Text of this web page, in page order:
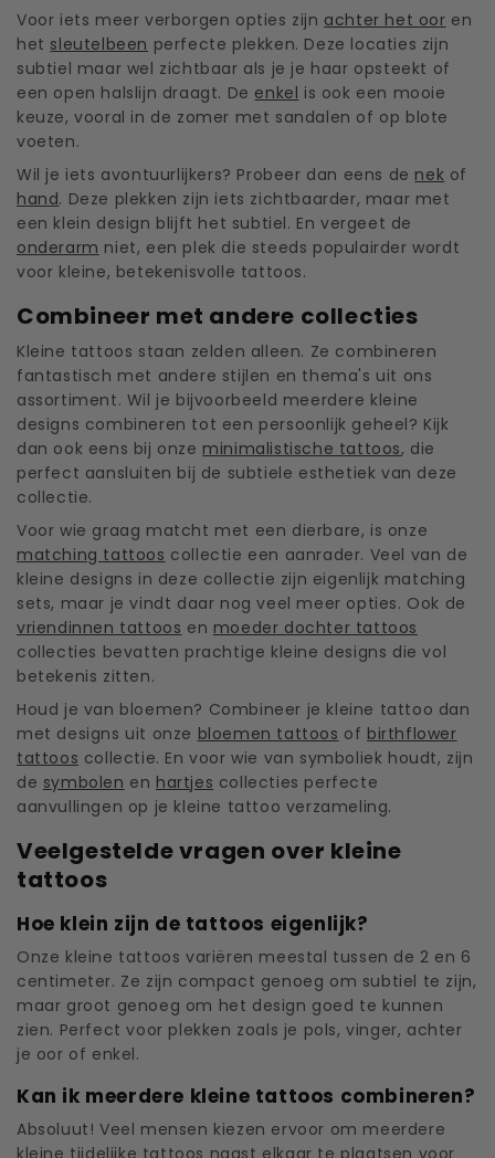
Voor iets meer verborgen opties zijn achter het oor en
het sleutelbeen perfecte plekken. Deze locaties zijn
subtiel maar wel zichtbaar als je je haar opsteekt of
een open halslijn draagt. De enkel is ook een mooie
keuze, vooral in de zomer met sandalen of op blote
voeten.
Wil je iets avontuurlijkers? Probeer dan eens de nek of
hand. Deze plekken zijn iets zichtbaarder, maar met
een klein design blijft het subtiel. En vergeet de
onderarm niet, een plek die steeds populairder wordt
voor kleine, betekenisvolle tattoos.
Combineer met andere collecties
Kleine tattoos staan zelden alleen. Ze combineren
fantastisch met andere stijlen en thema's uit ons
assortiment. Wil je bijvoorbeeld meerdere kleine
designs combineren tot een persoonlijk geheel? Kijk
dan ook eens bij onze minimalistische tattoos, die
perfect aansluiten bij de subtiele esthetiek van deze
collectie.
Voor wie graag matcht met een dierbare, is onze
matching tattoos collectie een aanrader. Veel van de
kleine designs in deze collectie zijn eigenlijk matching
sets, maar je vindt daar nog veel meer opties. Ook de
vriendinnen tattoos en moeder dochter tattoos
collecties bevatten prachtige kleine designs die vol
betekenis zitten.
Houd je van bloemen? Combineer je kleine tattoo dan
met designs uit onze bloemen tattoos of birthflower
tattoos collectie. En voor wie van symboliek houdt, zijn
de symbolen en hartjes collecties perfecte
aanvullingen op je kleine tattoo verzameling.
Veelgestelde vragen over kleine
tattoos
Hoe klein zijn de tattoos eigenlijk?
Onze kleine tattoos variëren meestal tussen de 2 en 6
centimeter. Ze zijn compact genoeg om subtiel te zijn,
maar groot genoeg om het design goed te kunnen
zien. Perfect voor plekken zoals je pols, vinger, achter
je oor of enkel.
Kan ik meerdere kleine tattoos combineren?
Absoluut! Veel mensen kiezen ervoor om meerdere